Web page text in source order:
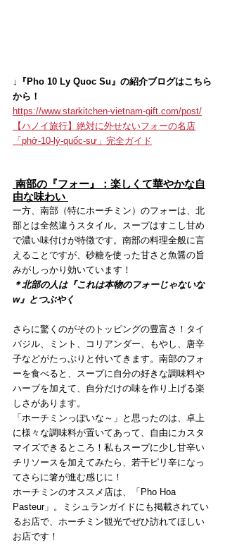
↓『Pho 10 Ly Quoc Su』の紹介ブログはこちら
から！
https://www.starkitchen-vietnam-gift.com/post/
【ハノイ旅行】絶対に外せないフォーの名店
「phở-10-lý-quốc-sư」完全ガイド
由な味わい
一方、南部（特にホーチミン）のフォーは、北
部とは全然違うスタイル。スープはすこし甘め
で濃い味付けが特徴です。南部の料理全般に言
えることですが、砂糖を使った甘さと魚醤の旨
みがしっかり効いています！
＊北部の人は『これは本物のフォーじゃないな
w』とつぶやく
さらに驚くのがそのトッピングの豊富さ！タイ
バジル、ミント、コリアンダー、もやし、唐辛
子などがたっぷりと付いてきます。南部のフォ
ーを食べると、スープに自分の好きな調味料や
ハーブを加えて、自分だけの味を作り上げる楽
しさがあります。
「ホーチミンっぽいな～」と思ったのは、卓上
に様々な調味料が置いてあって、自由にカスタ
マイズできるところ！私もスープに少し甘辛い
チリソースを加えてみたら、若干ピリ辛になっ
てさらに箸が進む感じに！
ホーチミンのオススメ店は、「Pho Hoa
Pasteur」。ミシュランガイドにも掲載されてい
るお店で、ホーチミン観光でぜひ訪れてほしい
お店です！